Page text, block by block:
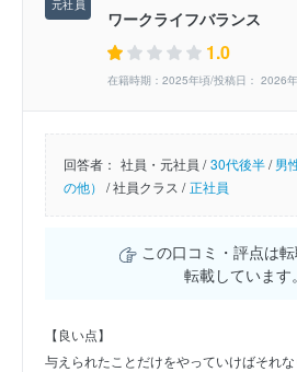
ワークライフバランス
1.0
在籍時期：2025年頃/投稿日： 2026
回答者： 社員・元社員 / 30代後半/男
の他） /社員クラス / 正社員
この口コミ・評点は転
転載しています。
【良い点】
与えられたことだけをやっていけばそれな